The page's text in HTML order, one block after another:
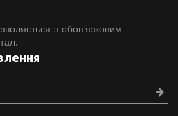
з обов'язковим